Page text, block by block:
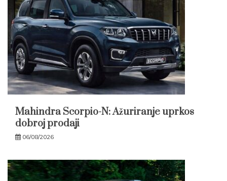
Mahindra Scorpio-N: Ažuriranje uprkos
dobroj prodaji
06/08/2026